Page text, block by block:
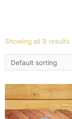
Showing all 9 results